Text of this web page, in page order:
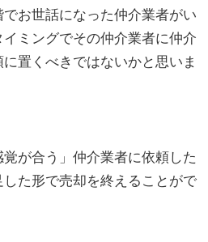
お世話になった仲介業者がい
ミングでその仲介業者に仲介
置くべきではないかと思いま
が合う」仲介業者に依頼した
た形で売却を終えることがで